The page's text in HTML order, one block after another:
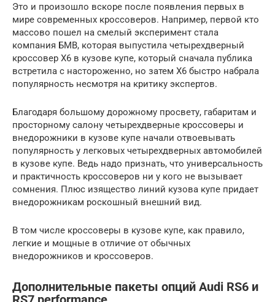
Это и произошло вскоре после появления первых в
мире современных кроссоверов. Например, первой кто
массово пошел на смелый эксперимент стала
компания БМВ, которая выпустила четырехдверный
кроссовер Х6 в кузове купе, который сначала публика
встретила с настороженно, но затем Х6 быстро набрала
популярность несмотря на критику экспертов.
Благодаря большому дорожному просвету, габаритам и
просторному салону четырехдверные кроссоверы и
внедорожники в кузове купе начали отвоевывать
популярность у легковых четырехдверных автомобилей
в кузове купе. Ведь надо признать, что универсальность
и практичность кроссоверов ни у кого не вызывает
сомнения. Плюс изящество линий кузова купе придает
внедорожникам роскошный внешний вид.
В том числе кроссоверы в кузове купе, как правило,
легкие и мощные в отличие от обычных
внедорожников и кроссоверов.
Дополнительные пакеты опций Audi RS6 и